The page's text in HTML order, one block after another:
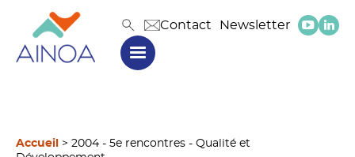
Contact Newsletter
Accueil > 2004 - 5e rencontres - Qualité et